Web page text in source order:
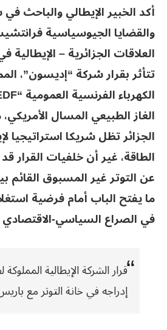
أكد الخبير الإيطالي والباحث
والقضايا الجيوسياسية
العلاقات الجزائرية –
تتأثر بقرار شركة “إديسون”،
الغاز الطبيعي المسال
الجزائر تظل شريكا استراتيجيا
الطاقة، غير أن خلفيات القرار
عن التوتر غير المسبوق القائم
ما يفتح الباب أمام فرضية
في الصراع السياسي-الاقتصادي
قرار الشركة الإيطالية
إدراجه في خانة التوتر مع